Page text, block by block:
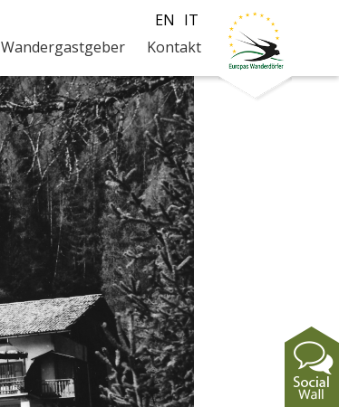
Wandergastgeber Kontakt
EN IT